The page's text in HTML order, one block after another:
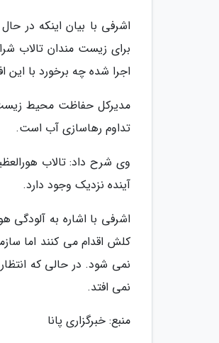
برای زیست مندان تالاب
اجرا شده چه برخورد با
مدیرکل حفاظت محیط زیست
تداوم رهاسازی آب است.
وی شرح داد: تالاب
آینده نزدیک وجود دارد.
اشرفی با اشاره به
کلش اقدام می کنند اما
نمی شود. در حالی که
نمی افتد.
منبع: خبرگزاری پانا